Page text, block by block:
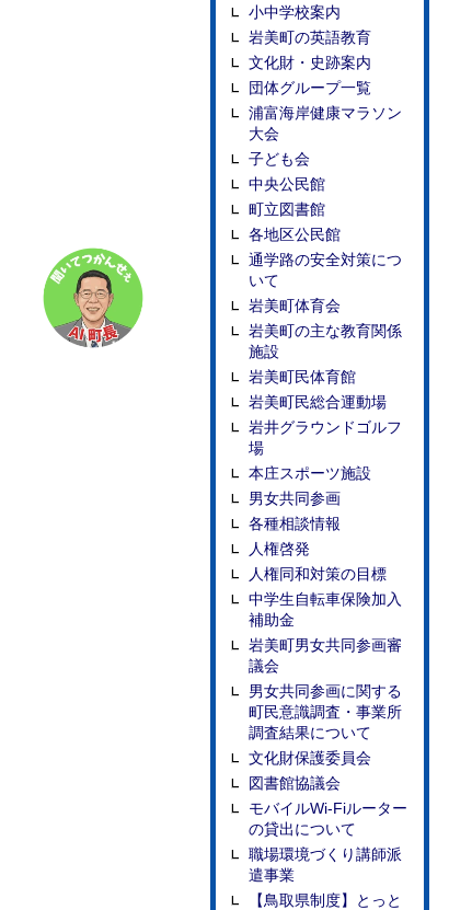
小中学校案内
岩美町の英語教育
文化財・史跡案内
団体グループ一覧
浦富海岸健康マラソン
大会
子ども会
中央公民館
町立図書館
各地区公民館
通学路の安全対策につ
いて
岩美町体育会
岩美町の主な教育関係
施設
岩美町民体育館
岩美町民総合運動場
岩井グラウンドゴルフ
場
本庄スポーツ施設
男女共同参画
各種相談情報
人権啓発
人権同和対策の目標
中学生自転車保険加入
補助金
岩美町男女共同参画審
議会
男女共同参画に関する
町民意識調査・事業所
調査結果について
文化財保護委員会
図書館協議会
モバイルWi-Fiルーター
の貸出について
職場環境づくり講師派
遣事業
【鳥取県制度】とっと